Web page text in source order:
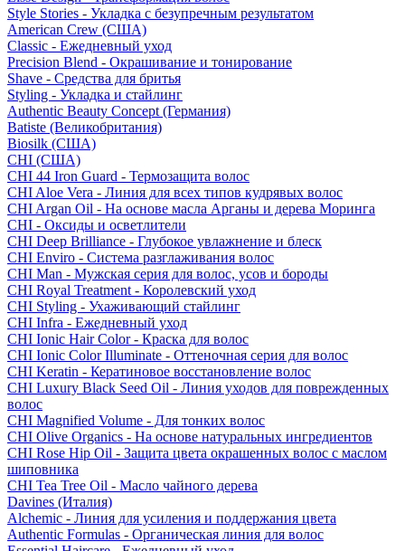
Style Stories - Укладка с безупречным результатом
American Crew (США)
Classic - Ежедневный уход
Precision Blend - Окрашивание и тонирование
Shave - Средства для бритья
Styling - Укладка и стайлинг
Authentic Beauty Concept (Германия)
Batiste (Великобритания)
Biosilk (США)
CHI (США)
CHI 44 Iron Guard - Термозащита волос
CHI Aloe Vera - Линия для всех типов кудрявых волос
CHI Argan Oil - На основе масла Арганы и дерева Моринга
CHI - Оксиды и осветлители
CHI Deep Brilliance - Глубокое увлажнение и блеск
CHI Enviro - Система разглаживания волос
CHI Man - Мужская серия для волос, усов и бороды
CHI Royal Treatment - Королевский уход
CHI Styling - Ухаживающий стайлинг
CHI Infra - Ежедневный уход
CHI Ionic Hair Color - Краска для волос
CHI Ionic Color Illuminate - Оттеночная серия для волос
CHI Keratin - Кератиновое восстановление волос
CHI Luxury Black Seed Oil - Линия уходов для поврежденных
волос
CHI Magnified Volume - Для тонких волос
CHI Olive Organics - На основе натуральных ингредиентов
CHI Rose Hip Oil - Защита цвета окрашенных волос с маслом
шиповника
CHI Tea Tree Oil - Масло чайного дерева
Davines (Италия)
Alchemic - Линия для усиления и поддержания цвета
Authentic Formulas - Органическая линия для волос